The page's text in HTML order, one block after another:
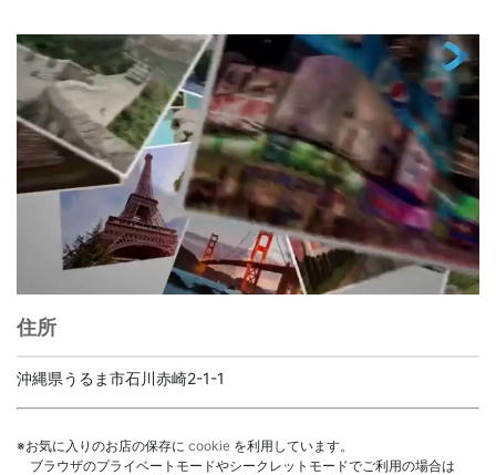
住所
沖縄県うるま市石川赤崎2-1-1
※お気に入りのお店の保存に cookie を利用しています。
ブラウザのプライベートモードやシークレットモードでご利用の場合は